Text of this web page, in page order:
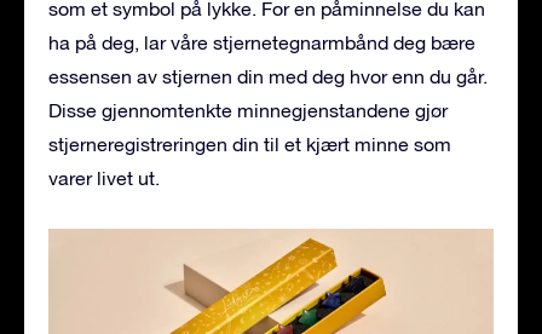
som et symbol på lykke. For en påminnelse du kan
ha på deg, lar våre stjernetegnarmbånd deg bære
essensen av stjernen din med deg hvor enn du går.
Disse gjennomtenkte minnegjenstandene gjør
stjerneregistreringen din til et kjært minne som
varer livet ut.